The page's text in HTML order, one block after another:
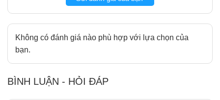
Không có đánh giá nào phù hợp với lựa chọn của
bạn.
BÌNH LUẬN - HỎI ĐÁP